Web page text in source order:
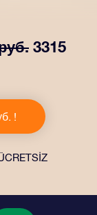
3315
seçtiğiniz
uygulamalara
ve
!